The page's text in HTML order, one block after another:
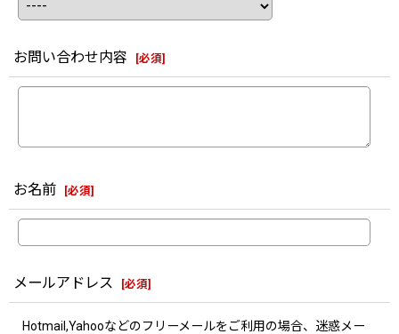
お問い合わせ内容 [必須]
お名前 [必須]
メールアドレス [必須]
Hotmail,Yahooなどのフリーメールをご利用の場合、迷惑メー